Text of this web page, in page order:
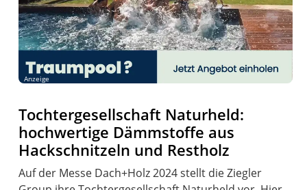
Anzeige
Tochtergesellschaft Naturheld:
hochwertige Dämmstoffe aus
Hackschnitzeln und Restholz
Auf der Messe Dach+Holz 2024 stellt die Ziegler